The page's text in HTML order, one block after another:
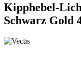
Kipphebel-
Schwarz Gold